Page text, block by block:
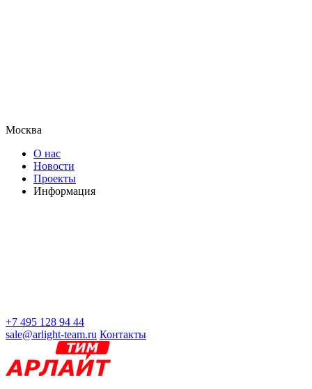
Москва
О нас
Новости
Проекты
Информация
+7 495 128 94 44
sale@arlight-team.ru Контакты